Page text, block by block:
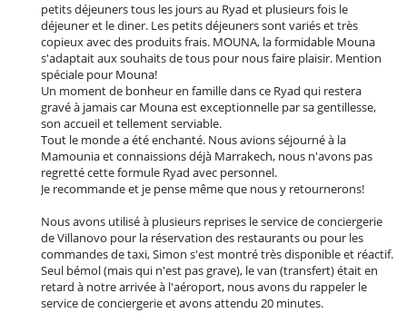
petits déjeuners tous les jours au Ryad et plusieurs fois le
déjeuner et le diner. Les petits déjeuners sont variés et très
copieux avec des produits frais. MOUNA, la formidable Mouna
s'adaptait aux souhaits de tous pour nous faire plaisir. Mention
spéciale pour Mouna!
Un moment de bonheur en famille dans ce Ryad qui restera
gravé à jamais car Mouna est exceptionnelle par sa gentillesse,
son accueil et tellement serviable.
Tout le monde a été enchanté. Nous avions séjourné à la
Mamounia et connaissions déjà Marrakech, nous n'avons pas
regretté cette formule Ryad avec personnel.
Je recommande et je pense même que nous y retournerons!
Nous avons utilisé à plusieurs reprises le service de conciergerie
de Villanovo pour la réservation des restaurants ou pour les
commandes de taxi, Simon s'est montré très disponible et réactif.
Seul bémol (mais qui n'est pas grave), le van (transfert) était en
retard à notre arrivée à l'aéroport, nous avons du rappeler le
service de conciergerie et avons attendu 20 minutes.